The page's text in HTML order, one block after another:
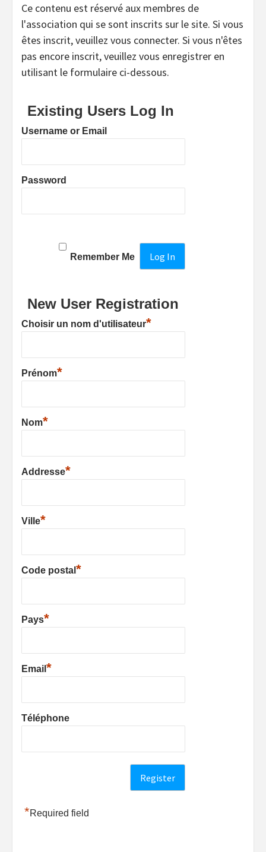
Ce contenu est réservé aux membres de
l'association qui se sont inscrits sur le site. Si vous
êtes inscrit, veuillez vous connecter. Si vous n'êtes
pas encore inscrit, veuillez vous enregistrer en
utilisant le formulaire ci-dessous.
Existing Users Log In
Username or Email
Password
Remember Me
New User Registration
Choisir un nom d'utilisateur*
Prénom*
Nom*
Addresse*
Ville*
Code postal *
Pays*
Email *
Téléphone
*Required field